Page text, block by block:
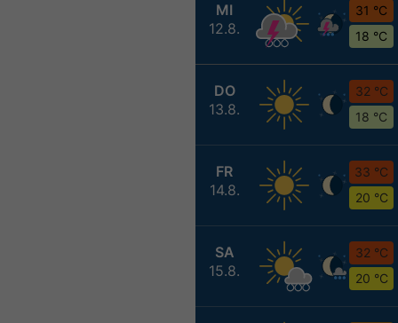
MI
12.8.
31 °C
18 °C
DO
13.8.
32 °C
18 °C
FR
14.8.
33 °C
20 °C
SA
15.8.
32 °C
20 °C